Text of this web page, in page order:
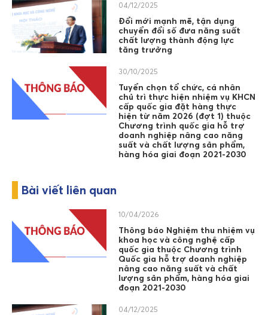
04/12/2025
Đổi mới mạnh mẽ, tận dụng
chuyển đổi số đưa năng suất
chất lượng thành động lực
tăng trưởng
30/10/2025
Tuyển chọn tổ chức, cá nhân
chủ trì thực hiện nhiệm vụ KHCN
cấp quốc gia đặt hàng thực
hiện từ năm 2026 (đợt 1) thuộc
Chương trình quốc gia hỗ trợ
doanh nghiệp nâng cao năng
suất và chất lượng sản phẩm,
hàng hóa giai đoạn 2021-2030
Bài viết liên quan
10/04/2026
Thông báo Nghiệm thu nhiệm vụ
khoa học và công nghệ cấp
quốc gia thuộc Chương trình
Quốc gia hỗ trợ doanh nghiệp
nâng cao năng suất và chất
lượng sản phẩm, hàng hóa giai
đoạn 2021-2030
04/12/2025